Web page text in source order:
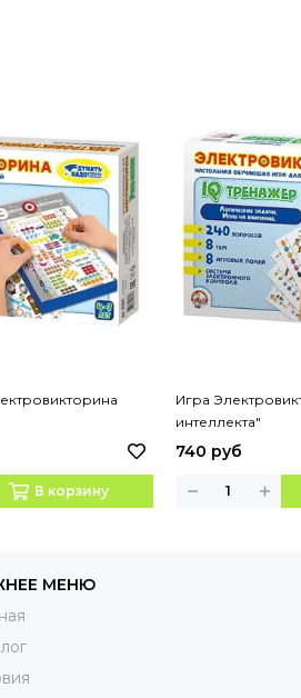
В корзину
Игра
интеллекта"
740 руб
МЕНЮ